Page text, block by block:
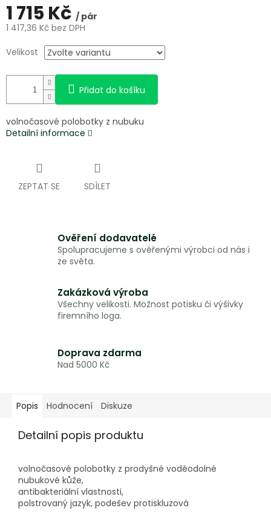
1 715 Kč / pár
1 417,36 Kč bez DPH
cena:
Velikost
Přidat do košíku
volnočasové polobotky z nubuku
Detailní informace
ZEPTAT SE SDÍLET
Ověření dodavatelé
Spolupracujeme s ověřenými výrobci od nás i
ze světa.
Zakázková výroba
Všechny velikosti. Možnost potisku či výšivky
firemního loga.
Doprava zdarma
Nad 5000 Kč
Popis Hodnocení Diskuze
Detailní popis produktu
volnočasové polobotky z prodyšné voděodolné
nubukové kůže,
antibakteriální vlastnosti,
polstrovaný jazyk, podešev protiskluzová